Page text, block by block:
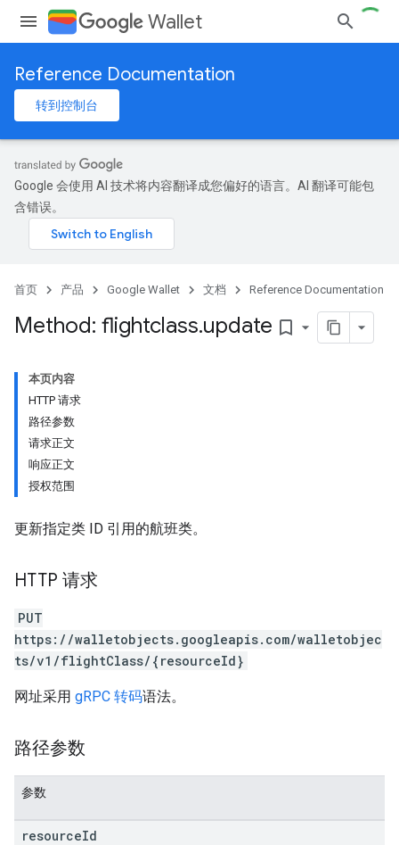
Wallet
Reference Documentation
转到控制台
Google 会使用 AI 技术将内容翻译成您偏好的语言。AI 翻译可能包
含错误。
首页 产品 Google Wallet 文档 Reference Documentation
Method: flightclass.update bookmark_border
本页内容
HTTP 请求
路径参数
请求正文
响应正文
授权范围
更新指定类 ID 引用的航班类。
HTTP 请求
PUT
https://walletobjects.googleapis.com/walletobjec
ts/v1/flightClass/{resourceId}
网址采用 gRPC 转码语法。
路径参数
参数
resourceId